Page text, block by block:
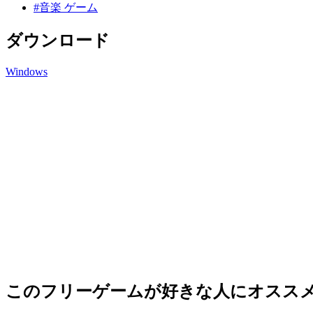
#音楽 ゲーム
ダウンロード
Windows
このフリーゲームが好きな人にオスス